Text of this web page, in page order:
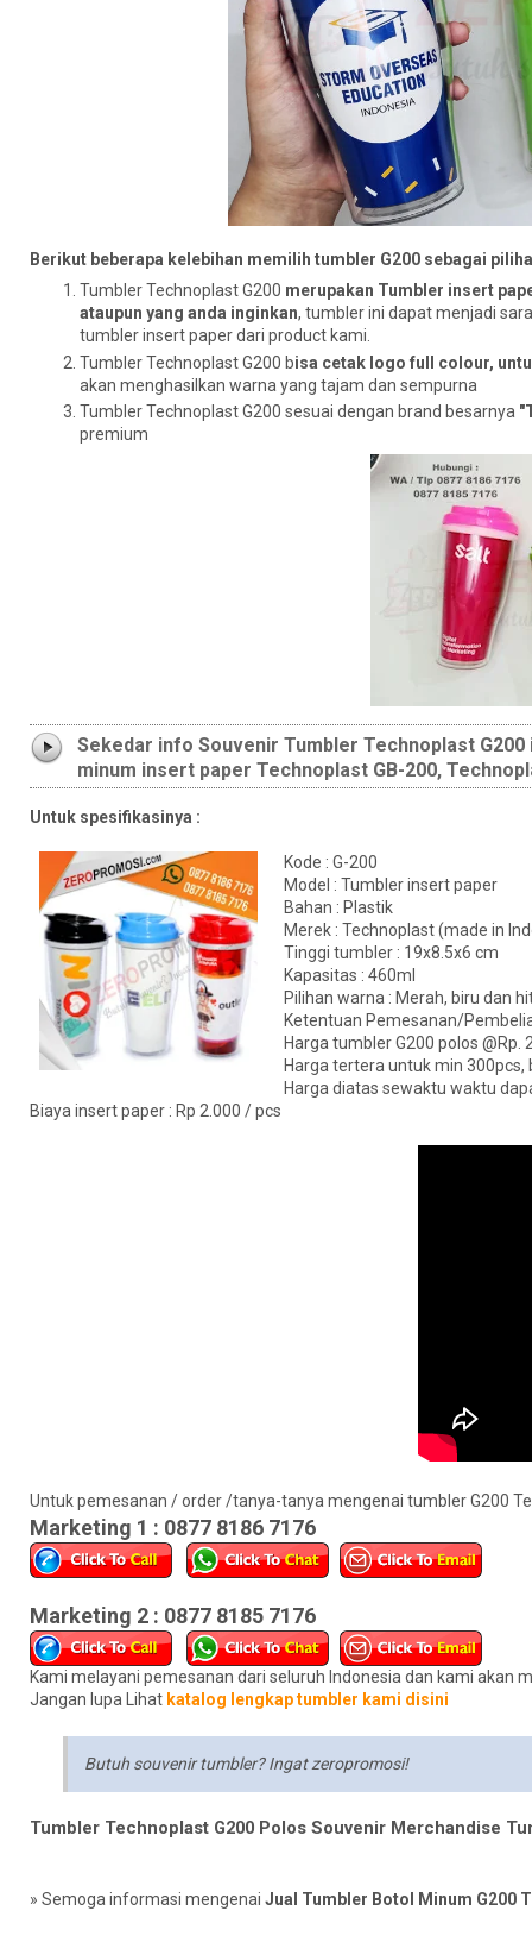
Berikut beberapa kelebihan memilih tumbler G200 sebagai
Tumbler Technoplast G200 merupakan Tumbler insert
ataupun yang anda inginkan, tumbler ini dapat menjadi
tumbler insert paper dari product kami.
Tumbler Technoplast G200 bisa cetak logo full colour,
akan menghasilkan warna yang tajam dan sempurna
Tumbler Technoplast G200 sesuai dengan brand besarnya
premium
Sekedar info Souvenir Tumbler Technoplast
minum insert paper Technoplast GB-200,
Untuk spesifikasinya :
Kode : G-200
Model : Tumbler insert paper
Bahan : Plastik
Merek : Technoplast (made in
Tinggi tumbler : 19x8.5x6 cm
Kapasitas : 460ml
Pilihan warna : Merah, biru dan
Ketentuan Pemesanan/
Harga tumbler G200 polos @Rp.
Harga tertera untuk min
Harga diatas sewaktu waktu
Biaya insert paper : Rp 2.000 / pcs
Untuk pemesanan / order /tanya-tanya mengenai tumbler G200
Marketing 1 : 0877 8186 7176
Marketing 2 : 0877 8185 7176
Kami melayani pemesanan dari seluruh Indonesia dan kami akan
Jangan lupa Lihat katalog lengkap tumbler kami disini
Butuh souvenir tumbler? Ingat zeropromosi!
Tumbler Technoplast G200 Polos Souvenir Merchandise
» Semoga informasi mengenai Jual Tumbler Botol Minum G200